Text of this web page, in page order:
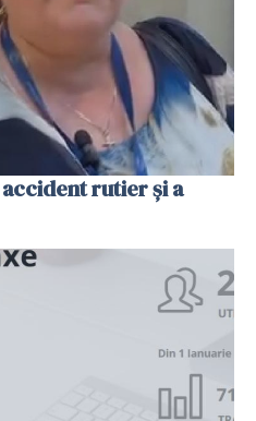
accident rutier și a